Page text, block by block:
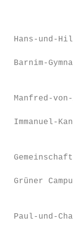
Hans-
Barnim-
Manfred-
Grüner
Paul-und-